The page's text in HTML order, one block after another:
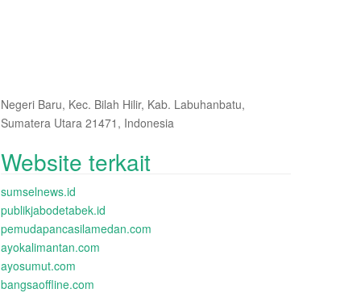
Negeri Baru, Kec. Bilah Hilir, Kab. Labuhanbatu,
Sumatera Utara 21471, Indonesia
Website terkait
sumselnews.id
publikjabodetabek.id
pemudapancasilamedan.com
ayokalimantan.com
ayosumut.com
bangsaoffline.com